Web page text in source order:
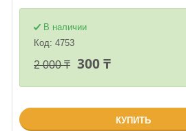
В наличии
Код: 4753
2 000 ₸ 300 ₸
КУПИТЬ